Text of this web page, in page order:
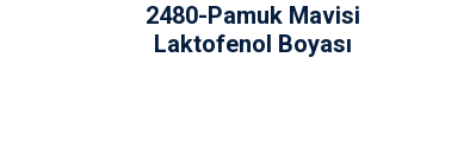
2480-Pamuk Mavisi
Laktofenol Boyası